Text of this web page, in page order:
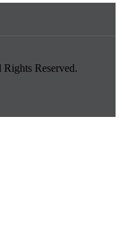
Reserved.